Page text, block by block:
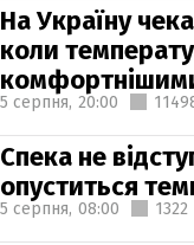
На Україну
коли
5 серпня, 20:00
Спека не
опуститься
5 серпня, 08:00 1322